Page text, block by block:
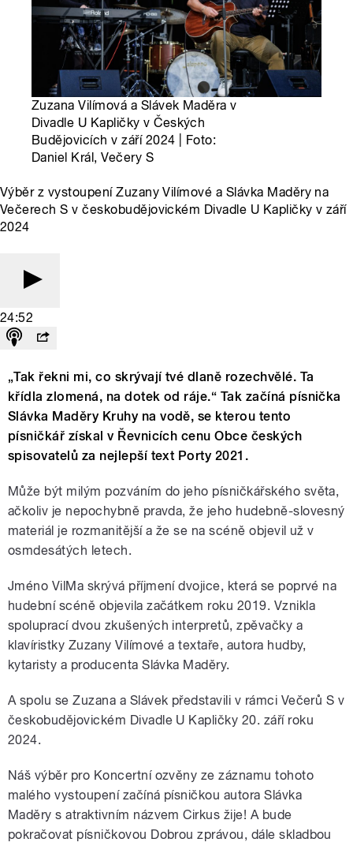
Zuzana Vilímová a Slávek Maděra v
Divadle U Kapličky v Českých
Budějovicích v září 2024 | Foto:
Daniel Král, Večery S
Výběr z vystoupení Zuzany Vilímové a Slávka Maděry na
Večerech S v českobudějovickém Divadle U Kapličky v září
2024
24:52
„Tak řekni mi, co skrývají tvé dlaně rozechvělé. Ta
křídla zlomená, na dotek od ráje.“ Tak začíná písnička
Slávka Maděry Kruhy na vodě, se kterou tento
písničkář získal v Řevnicích cenu Obce českých
spisovatelů za nejlepší text Porty 2021.
Může být milým pozváním do jeho písničkářského světa,
ačkoliv je nepochybně pravda, že jeho hudebně-slovesný
materiál je rozmanitější a že se na scéně objevil už v
osmdesátých letech.
Jméno VilMa skrývá příjmení dvojice, která se poprvé na
hudební scéně objevila začátkem roku 2019. Vznikla
spoluprací dvou zkušených interpretů, zpěvačky a
klavíristky Zuzany Vilímové a textaře, autora hudby,
kytaristy a producenta Slávka Maděry.
A spolu se Zuzana a Slávek představili v rámci Večerů S v
českobudějovickém Divadle U Kapličky 20. září roku
2024.
Náš výběr pro Koncertní ozvěny ze záznamu tohoto
malého vystoupení začíná písničkou autora Slávka
Maděry s atraktivním názvem Cirkus žije! A bude
pokračovat písničkovou Dobrou zprávou, dále skladbou